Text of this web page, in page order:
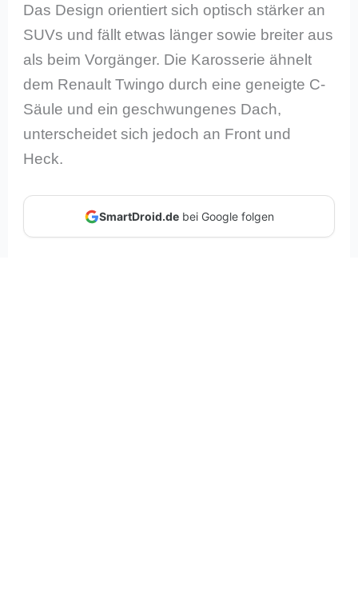
Das Design orientiert sich optisch stärker an
SUVs und fällt etwas länger sowie breiter aus
als beim Vorgänger. Die Karosserie ähnelt
dem Renault Twingo durch eine geneigte C-
Säule und ein geschwungenes Dach,
unterscheidet sich jedoch an Front und
Heck.
SmartDroid.debei Google folgen